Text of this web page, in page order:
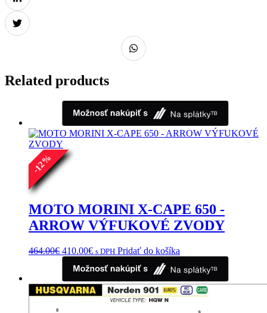
Related products
-
12
%
MOTO MORINI X-CAPE 650 -
ARROW VÝFUKOVÉ ZVODY
464.00€ Pôvodná
cena
bola:
464.00€.
410.00€Aktuálna
je:
410.00€.
s DPH Pridať do košíka